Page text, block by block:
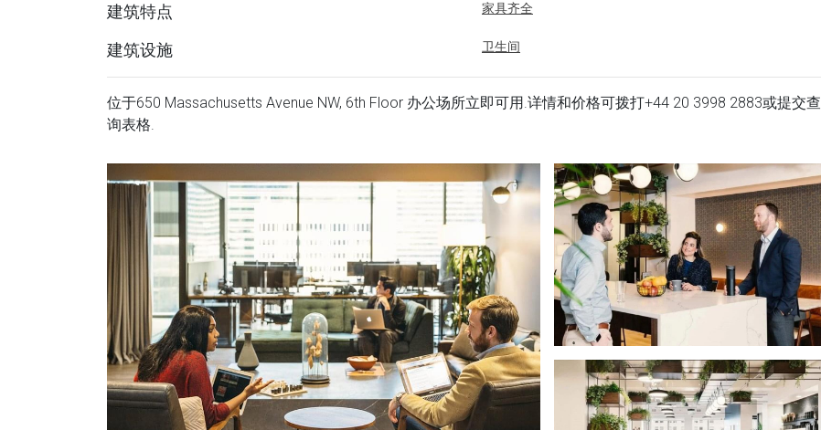
建筑特点 家具齐全
建筑设施 卫生间
位于650 Massachusetts Avenue NW, 6th Floor 办公场所立即可用.详情和价格可拨打+44 20 3998 2883或提交查
询表格.